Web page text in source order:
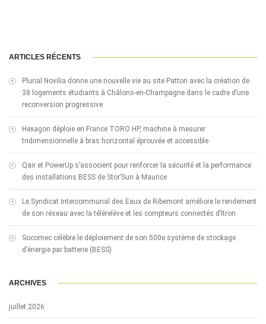
ARTICLES RÉCENTS
Plurial Novilia donne une nouvelle vie au site Patton avec la création de
38 logements étudiants à Châlons-en-Champagne dans le cadre d’une
reconversion progressive
Hexagon déploie en France TORO HP, machine à mesurer
tridimensionnelle à bras horizontal éprouvée et accessible
Qair et PowerUp s’associent pour renforcer la sécurité et la performance
des installations BESS de Stor’Sun à Maurice
Le Syndicat Intercommunal des Eaux de Ribemont améliore le rendement
de son réseau avec la télérelève et les compteurs connectés d’Itron
Socomec célèbre le déploiement de son 500e système de stockage
d’énergie par batterie (BESS)
ARCHIVES
juillet 2026